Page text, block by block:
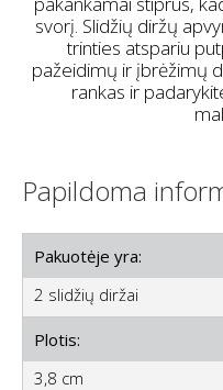
svorį. Slidžių diržų
trinties atspariu
pažeidimų ir įbrėžimų
rankas ir
Papildoma
Pakuotėje yra:
2 slidžių diržai
Plotis:
3,8 cm